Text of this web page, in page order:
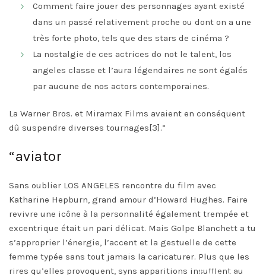
Comment faire jouer des personnages ayant existé
dans un passé relativement proche ou dont on a une
très forte photo, tels que des stars de cinéma ?
La nostalgie de ces actrices do not le talent, los
angeles classe et l’aura légendaires ne sont égalés
par aucune de nos actors contemporaines.
La Warner Bros. et Miramax Films avaient en conséquent
dû suspendre diverses tournages[3].”
“aviator
Sans oublier LOS ANGELES rencontre du film avec
Katharine Hepburn, grand amour d’Howard Hughes. Faire
revivre une icône à la personnalité également trempée et
excentrique était un pari délicat. Mais Golpe Blanchett a tu
s’approprier l’énergie, l’accent et la gestuelle de cette
femme typée sans tout jamais la caricaturer. Plus que les
rires qu’elles provoquent, syns apparitions insufflent au